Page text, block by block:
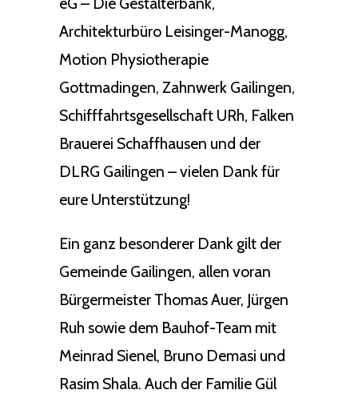
Architekturbüro Leisinger-Manogg,
Motion Physiotherapie
Gottmadingen, Zahnwerk Gailingen,
Schifffahrtsgesellschaft URh, Falken
Brauerei Schaffhausen und der
DLRG Gailingen – vielen Dank für
eure Unterstützung!
Ein ganz besonderer Dank gilt der
Gemeinde Gailingen, allen voran
Bürgermeister Thomas Auer, Jürgen
Ruh sowie dem Bauhof-Team mit
Meinrad Sienel, Bruno Demasi und
Rasim Shala. Auch der Familie Gül